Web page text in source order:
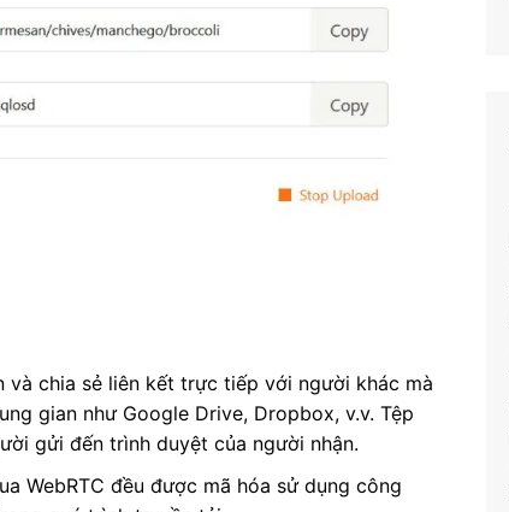
và chia sẻ liên kết trực tiếp với người khác mà
gian như Google Drive, Dropbox, v.v. Tệp
gửi đến trình duyệt của người nhận.
WebRTC đều được mã hóa sử dụng công